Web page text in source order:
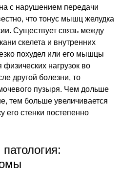
с нарушением передачи
что тонус мышц желудка
Существует связь между
скелета и внутренних
похудел или его мышцы
физических нагрузок во
другой болезни, то
пузыря. Чем дольше
тем больше увеличивается
его стенки постепенно